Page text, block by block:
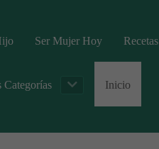
Ser Mujer Hoy
Categorías Inicio